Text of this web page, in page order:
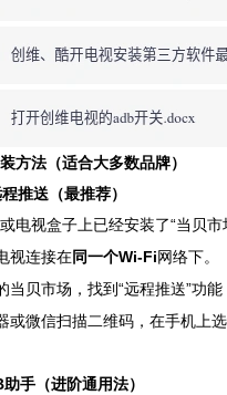
方法（适合大多数品牌）
推送（最推荐）
电视盒子上已经安装了“当贝市
视连接在 同一个Wi-Fi网络下。
当贝市场，找到 “远程推送”功
或微信扫描二维码，在手机上
手（进阶通用法）